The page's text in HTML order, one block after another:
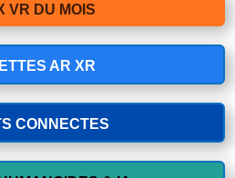
VR DU MOIS
AR XR
CONNECTES